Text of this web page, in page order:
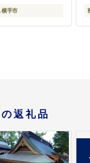
美味しい]
横手市
返礼品